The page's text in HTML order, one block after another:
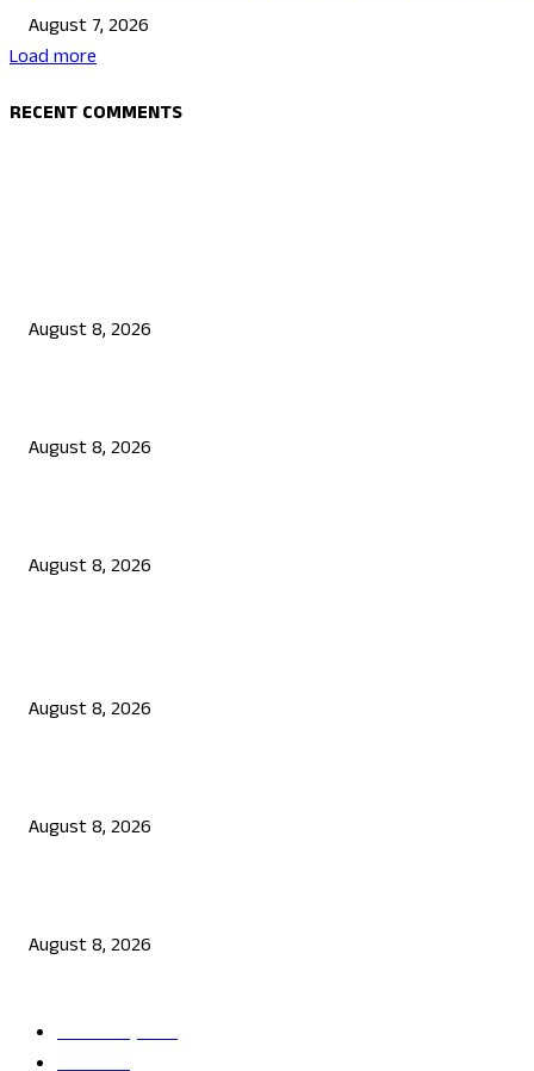
August 7, 2026
Load more
RECENT COMMENTS
August 8, 2026
August 8, 2026
August 8, 2026
August 8, 2026
August 8, 2026
August 8, 2026
ತಾಜಾ ಸುದ್ದಿ 2865
ದೇಶ2245